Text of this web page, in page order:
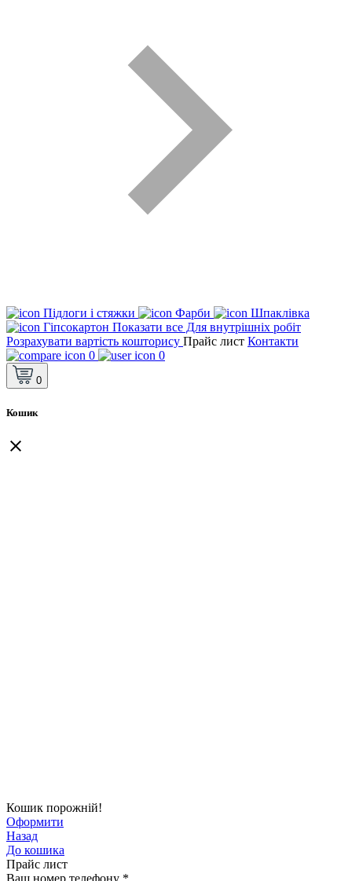
Підлоги і стяжки Фарби
Шпаклівка
Гіпсокартон Показати все Для внутрішніх робіт
Розрахувати вартість кошторису Прайс лист Контакти
0
0
0
Кошик
Кошик порожній!
Оформити
Назад
До кошика
Прайс лист
Ваш номер телефону *